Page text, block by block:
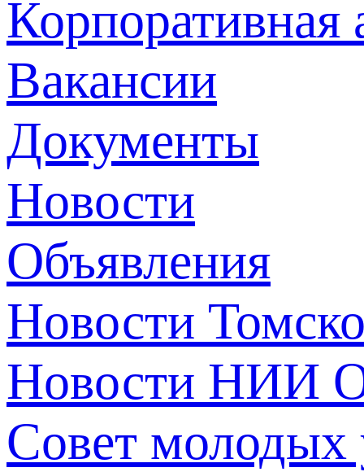
Корпоративная
Вакансии
Документы
Новости
Объявления
Новости
Новости НИИ
Совет молодых